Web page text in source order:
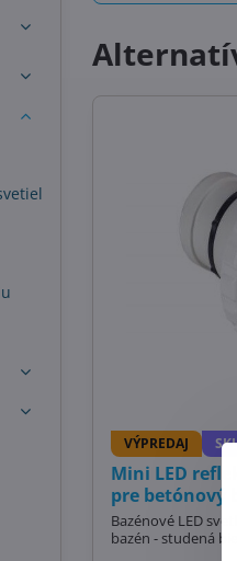
VÝPREDAJ
Mini LED
pre betónový
Bazénové LED
bazén - studená